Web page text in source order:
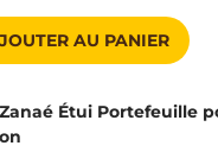
AU PANIER
Zanaé Étui Portefeuille